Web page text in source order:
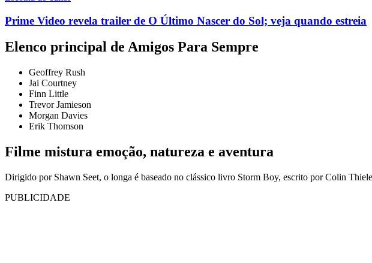
Prime Video revela trailer de O Último Nascer do Sol; veja quando estreia
Elenco principal de Amigos Para Sempre
Geoffrey Rush
Jai Courtney
Finn Little
Trevor Jamieson
Morgan Davies
Erik Thomson
Filme mistura emoção, natureza e aventura
Dirigido por Shawn Seet, o longa é baseado no clássico livro Storm Boy, escrito por Colin
PUBLICIDADE